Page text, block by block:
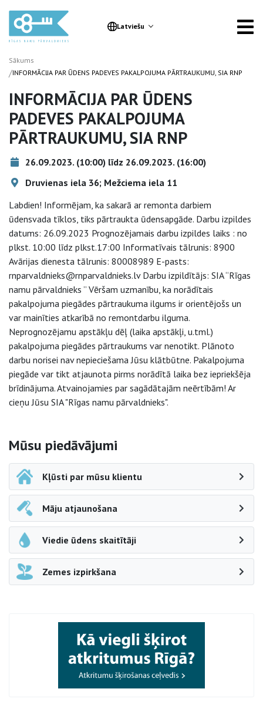
Latviešu
Sākums
/INFORMĀCIJA PAR ŪDENS PADEVES PAKALPOJUMA PĀRTRAUKUMU, SIA RNP
INFORMĀCIJA PAR ŪDENS
PADEVES PAKALPOJUMA
PĀRTRAUKUMU, SIA RNP
26.09.2023. (10:00) līdz 26.09.2023. (16:00)
Druvienas iela 36; Mežciema iela 11
Labdien! Informējam, ka sakarā ar remonta darbiem
ūdensvada tīklos, tiks pārtraukta ūdensapgāde. Darbu izpildes
datums: 26.09.2023 Prognozējamais darbu izpildes laiks : no
plkst. 10:00 līdz plkst.17:00 Informatīvais tālrunis: 8900
Avārijas dienesta tālrunis: 80008989 E-pasts:
rnparvaldnieks@rnparvaldnieks.lv Darbu izpildītājs: SIA “Rīgas
namu pārvaldnieks ” Vēršam uzmanību, ka norādītais
pakalpojuma piegādes pārtraukuma ilgums ir orientējošs un
var mainīties atkarībā no remontdarbu ilguma.
Neprognozējamu apstākļu dēļ (laika apstākļi, u.tml.)
pakalpojuma piegādes pārtraukums var nenotikt. Plānoto
darbu norisei nav nepieciešama Jūsu klātbūtne. Pakalpojuma
piegāde var tikt atjaunota pirms norādītā laika bez iepriekšēja
brīdinājuma. Atvainojamies par sagādātajām neērtībām! Ar
cieņu Jūsu SIA "Rīgas namu pārvaldnieks".
Sāna navigācija
Mūsu piedāvājumi
Kļūsti par mūsu klientu
Māju atjaunošana
Viedie ūdens skaitītāji
Zemes izpirkšana